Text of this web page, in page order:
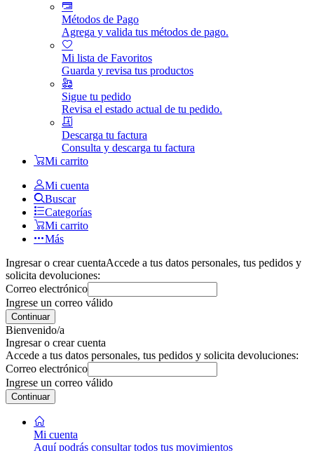
Métodos de Pago
Agrega y valida tus métodos de pago.
Mi lista de Favoritos
Guarda y revisa tus productos
Sigue tu pedido
Revisa el estado actual de tu pedido.
Descarga tu factura
Consulta y descarga tu factura
Mi carrito
Mi cuenta
Buscar
Categorías
Mi carrito
Más
Ingresar o crear cuentaAccede a tus datos personales, tus pedidos y
solicita devoluciones:
Correo electrónico
Ingrese un correo válido
Continuar
Bienvenido/a
Ingresar o crear cuenta
Accede a tus datos personales, tus pedidos y solicita devoluciones:
Correo electrónico
Ingrese un correo válido
Continuar
Mi cuenta
Aquí podrás consultar todos tus movimientos